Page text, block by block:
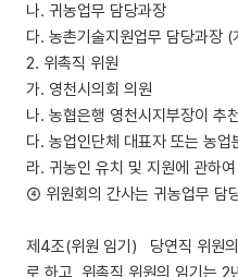
나. 귀농업무 담당과장
다. 농촌기술지원업무 담당과장
2. 위촉직 위원
가. 영천시의회 의원
나. 농협은행 영천시지부장이
다. 농업인단체 대표자 또는 농
라. 귀농인 유치 및 지원에 관하
④ 위원회의 간사는 귀농업무 담
제4조(위원 임기) 당연직 위원
로 하고, 위촉직 위원의 임기는 2